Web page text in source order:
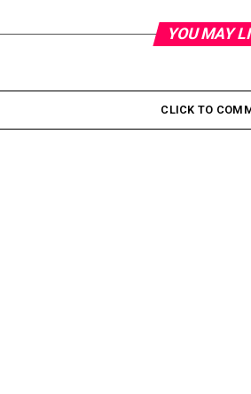
YOU MAY
CLICK TO